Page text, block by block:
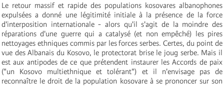
Le retour massif et rapide des populations kosovares albanophones
expulsées a donné une légitimité initiale à la présence de la force
d'interposition internationale - alors qu'il s'agit de la moindre des
réparations d'une guerre qui a catalysé (et non empêché) les pires
nettoyages ethniques commis par les forces serbes. Certes, du point de
vue des Albanais du Kosovo, le protectorat brise le joug serbe. Mais il
est aux antipodes de ce que prétendent instaurer les Accords de paix
("un Kosovo multiethnique et tolérant") et il n'envisage pas de
reconnaître le droit de la population kosovare à se prononcer sur son